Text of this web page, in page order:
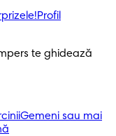
Profil
te ghidează
Gemeni sau mai